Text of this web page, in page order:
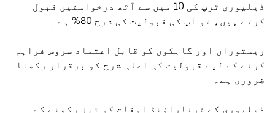
ڈیلیوری ٹرپ کی 10 میں سے آٹھ درخواستیں قبول
کرتے ہیں، تو آپ کی قبولیت کی شرح 80% ہے۔
ریستوراں اور گاہکوں کو قابل اعتماد سروس فراہم
کرنے کے لیے قبولیت کی اعلی شرح کو برقرار رکھنا
ضروری ہے۔
ڈیلیوری کے ٹرناراؤنڈ اوقات کو تیز رکھنے کے